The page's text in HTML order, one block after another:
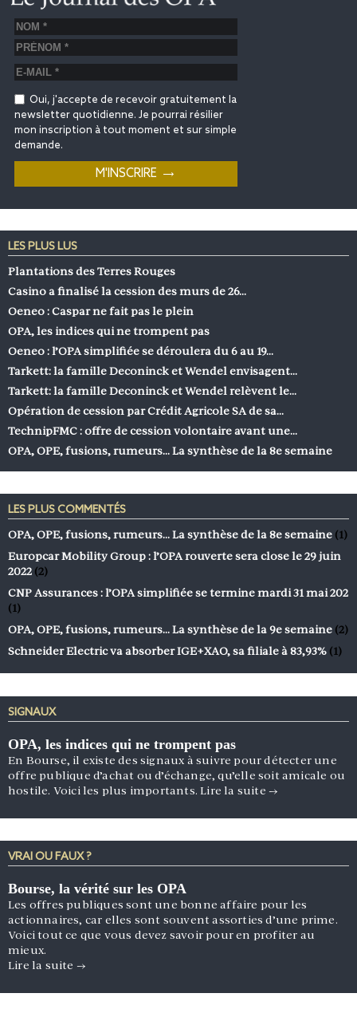
Oui, j'accepte de recevoir gratuitement la
newsletter quotidienne. Je pourrai résilier
mon inscription à tout moment et sur simple
demande.
LES PLUS LUS
Plantations des Terres Rouges
Casino a finalisé la cession des murs de 26…
Oeneo : Caspar ne fait pas le plein
OPA, les indices qui ne trompent pas
Oeneo : l’OPA simplifiée se déroulera du 6 au 19…
Tarkett: la famille Deconinck et Wendel envisagent…
Tarkett: la famille Deconinck et Wendel relèvent le…
Opération de cession par Crédit Agricole SA de sa…
TechnipFMC : offre de cession volontaire avant une…
OPA, OPE, fusions, rumeurs… La synthèse de la 8e semaine
LES PLUS COMMENTÉS
OPA, OPE, fusions, rumeurs… La synthèse de la 8e semaine (1)
Europcar Mobility Group : l’OPA rouverte sera close le 29 juin
2022 (2)
CNP Assurances : l’OPA simplifiée se termine mardi 31 mai 202
(1)
OPA, OPE, fusions, rumeurs… La synthèse de la 9e semaine (2)
Schneider Electric va absorber IGE+XAO, sa filiale à 83,93% (1)
SIGNAUX
OPA, les indices qui ne trompent pas
En Bourse, il existe des signaux à suivre pour détecter une
offre publique d’achat ou d’échange, qu’elle soit amicale ou
hostile. Voici les plus importants.Lire la suite →
VRAI OU FAUX ?
Bourse, la vérité sur les OPA
Les offres publiques sont une bonne affaire pour les
actionnaires, car elles sont souvent assorties d’une prime.
Voici tout ce que vous devez savoir pour en profiter au
mieux.
Lire la suite →